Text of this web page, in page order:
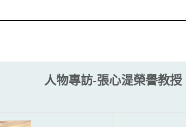
人物專訪-張心湜榮譽教授